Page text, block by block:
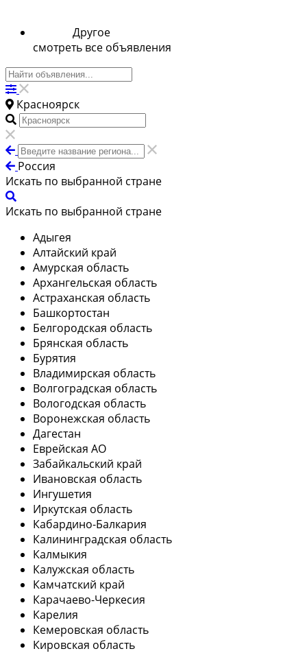
Другое
смотреть все объявления
Красноярск
Россия
Искать по выбранной стране
Искать по выбранной стране
Адыгея
Алтайский край
Амурская область
Архангельская область
Астраханская область
Башкортостан
Белгородская область
Брянская область
Бурятия
Владимирская область
Волгоградская область
Вологодская область
Воронежская область
Дагестан
Еврейская АО
Забайкальский край
Ивановская область
Ингушетия
Иркутская область
Кабардино-Балкария
Калининградская область
Калмыкия
Калужская область
Камчатский край
Карачаево-Черкесия
Карелия
Кемеровская область
Кировская область